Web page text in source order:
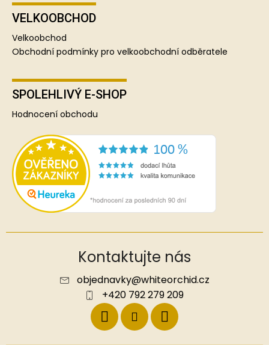
VELKOOBCHOD
Velkoobchod
Obchodní podmínky pro velkoobchodní odběratele
SPOLEHLIVÝ E-SHOP
Hodnocení obchodu
Kontaktujte nás
objednavky@whiteorchid.cz
+420 792 279 209